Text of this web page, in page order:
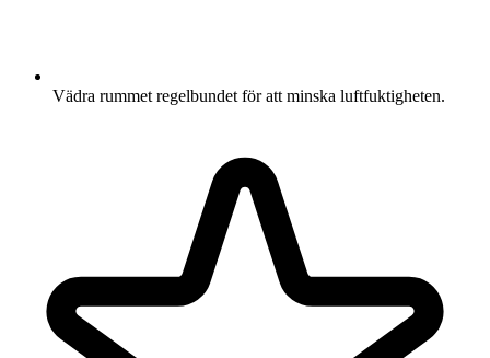
Vädra rummet regelbundet för att minska luftfuktigheten.